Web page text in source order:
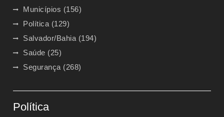
Municípios (156)
Política (129)
Salvador/Bahia (194)
Saúde (25)
Segurança (268)
Política